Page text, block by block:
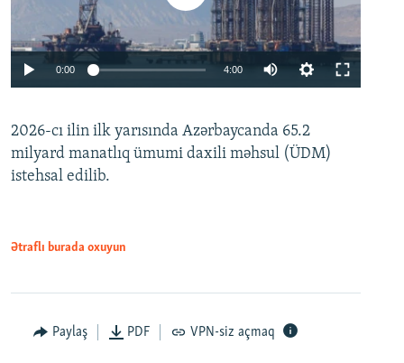
Auto 240p 360p 480p
0:00 4:00
360p
480p
2026-cı ilin ilk yarısında Azərbaycanda 65.2
milyard manatlıq ümumi daxili məhsul (ÜDM)
istehsal edilib.
Ətraflı burada oxuyun
Paylaş PDF VPN-siz açmaq